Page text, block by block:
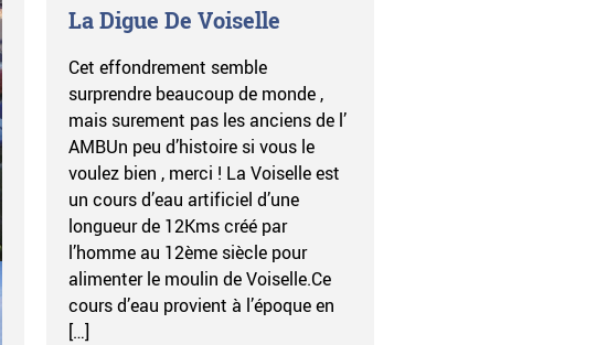
La Digue De Voiselle
Cet effondrement semble
surprendre beaucoup de monde ,
mais surement pas les anciens de l’
AMBUn peu d’histoire si vous le
voulez bien , merci ! La Voiselle est
un cours d’eau artificiel d’une
longueur de 12Kms créé par
l’homme au 12ème siècle pour
alimenter le moulin de Voiselle.Ce
cours d’eau provient à l’époque en
[…]